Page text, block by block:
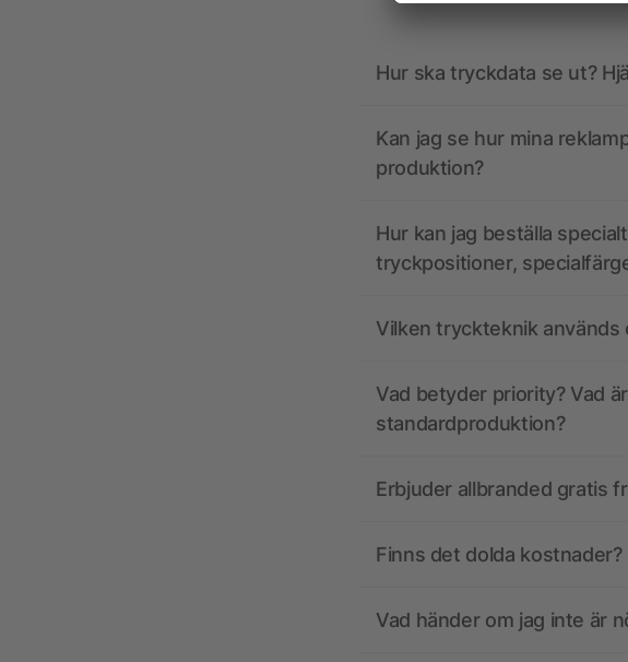
Hur ska tryckdata se ut?
Kan jag se hur mina
produktion?
Hur kan jag beställa
tryckpositioner,
Vilken tryckteknik används
Vad betyder priority? Vad
standardproduktion?
Erbjuder allbranded gratis
Finns det dolda kostnader?
Vad händer om jag inte är